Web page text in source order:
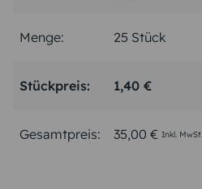
Menge:
Stückpreis: 1,40 €
Gesamtpreis: 35,00 € Inkl. MwSt.